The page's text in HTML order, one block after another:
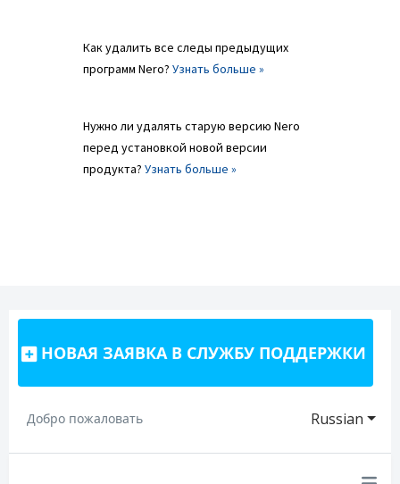
Как удалить все следы предыдущих
программ Nero? Узнать больше »
Нужно ли удалять старую версию Nero
перед установкой новой версии
продукта? Узнать больше »
НОВАЯ ЗАЯВКА В СЛУЖБУ ПОДДЕРЖКИ
Russian
Добро пожаловать